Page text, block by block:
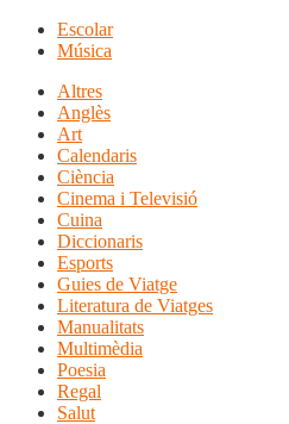
Escolar
Música
Altres
Anglès
Art
Calendaris
Ciència
Cinema i Televisió
Cuina
Diccionaris
Esports
Guies de Viatge
Literatura de Viatges
Manualitats
Multimèdia
Poesia
Regal
Salut